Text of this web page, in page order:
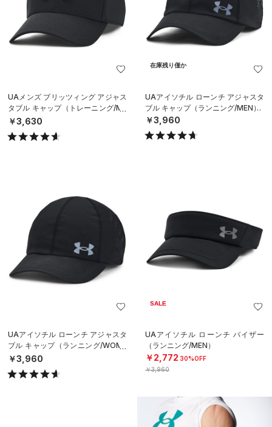
UAメンズ ブリッツィング アジャス
タブル キャップ（トレーニング/ME
N）
￥3,630
在庫残り僅か
UAアイソチル ローンチ アジャスタ
ブル キャップ（ランニング/MEN）
￥3,960
UAアイソチル ローンチ アジャスタ
ブル キャップ（ランニング/WOME
N）
￥3,960
SALE
UAアイソチル ローンチ バイザー
（ランニング/MEN）
￥2,772 30%OFF
￥3,960